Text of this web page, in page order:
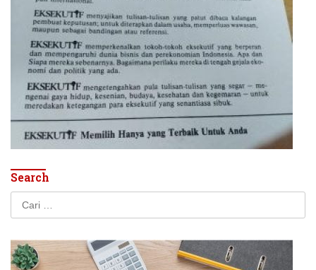
Search
Cari
untuk: